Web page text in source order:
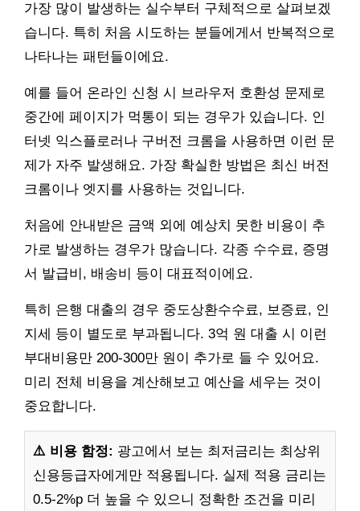
가장 많이 발생하는 실수부터 구체적으로 살펴보겠
습니다. 특히 처음 시도하는 분들에게서 반복적으로
나타나는 패턴들이에요.
예를 들어 온라인 신청 시 브라우저 호환성 문제로
중간에 페이지가 먹통이 되는 경우가 있습니다. 인
터넷 익스플로러나 구버전 크롬을 사용하면 이런 문
제가 자주 발생해요. 가장 확실한 방법은 최신 버전
크롬이나 엣지를 사용하는 것입니다.
처음에 안내받은 금액 외에 예상치 못한 비용이 추
가로 발생하는 경우가 많습니다. 각종 수수료, 증명
서 발급비, 배송비 등이 대표적이에요.
특히 은행 대출의 경우 중도상환수수료, 보증료, 인
지세 등이 별도로 부과됩니다. 3억 원 대출 시 이런
부대비용만 200-300만 원이 추가로 들 수 있어요.
미리 전체 비용을 계산해보고 예산을 세우는 것이
중요합니다.
⚠️ 비용 함정: 광고에서 보는 최저금리는 최상위
신용등급자에게만 적용됩니다. 실제 적용 금리는
0.5-2%p 더 높을 수 있으니 정확한 조건을 미리